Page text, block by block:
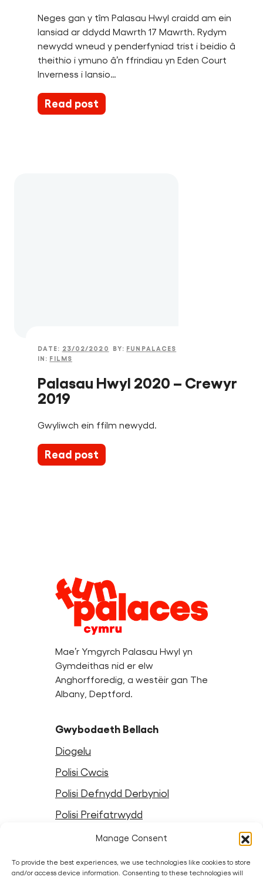
Manage Consent
To provide the best experiences, we use technologies like cookies to store
and/or access device information. Consenting to these technologies will
Neges gan y tîm Palasau Hwyl craidd am ein
lansiad ar ddydd Mawrth 17 Mawrth. Rydym
newydd wneud y penderfyniad trist i beidio â
theithio i ymuno â’n ffrindiau yn Eden Court
Inverness i lansio…
Read post
DATE: 23/02/2020 BY: FUNPALACES
IN: FILMS
Palasau Hwyl 2020 – Crewyr
2019
Gwyliwch ein ffilm newydd.
Read post
Legal
Information
Mae’r Ymgyrch Palasau Hwyl yn
Gymdeithas nid er elw
Anghorfforedig, a westëir gan The
Albany, Deptford.
Gwybodaeth Bellach
Diogelu
Polisi Cwcis
Polisi Defnydd Derbyniol
Polisi Preifatrwydd
Telerau ac Amodau Crewyr